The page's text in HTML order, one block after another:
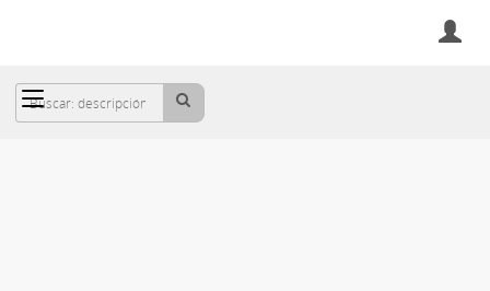
INALÁMBRICAS)